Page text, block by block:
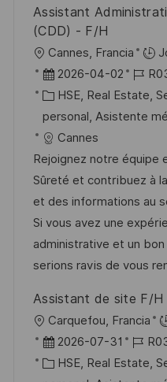
c
i
n
Assistant
(CDD) - F/H
U
b
a
c
i
ó
n
Cannes, Francia
F
e
c
h
a
d
e
p
u
b
i
c
a
c
2026-04-02
I
D
d
e
m
p
l
e
o
C
a
t
e
g
o
r
í
a
HSE, Real Estate,
personal, Asistente
Cannes
Rejoignez notre équipe
Sûreté et contribuez à
et des informations au
Si vous avez une
administrative et un bon
serions ravis de vous
Assistant de site F/H
U
b
Carquefou, Francia
F
e
2026-07-31
I
D
C HSE, Real Estate,